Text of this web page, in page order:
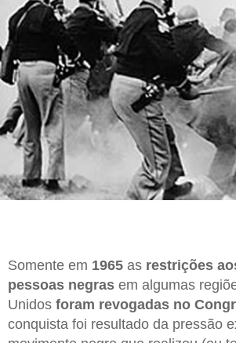
Somente em 1965 as restrições
pessoas negras em algumas
Unidos foram revogadas no
conquista foi resultado da pressão